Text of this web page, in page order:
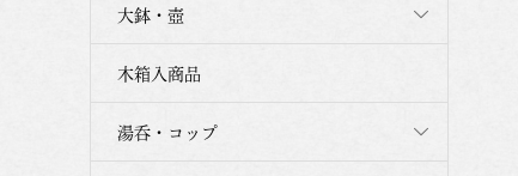
大鉢・壺
木箱入商品
湯呑・コップ